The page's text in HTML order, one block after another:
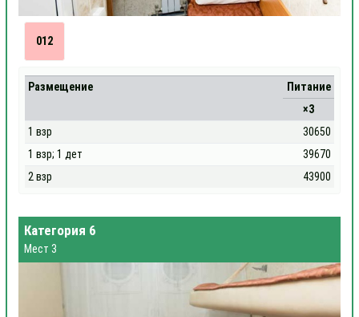
012
Размещение
Питание
×3
1 взр
30650
1 взр; 1 дет
39670
2 взр
43900
Категория 6
Мест 3